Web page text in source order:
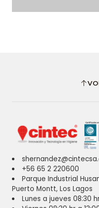
+56 65 2 220600
Parque Industrial
Puerto Montt, Los Lagos
Lunes a jueves 08:30